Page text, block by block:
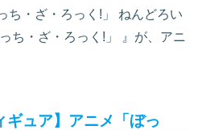
ち・ざ・ろっく!」 ねんどろい
ち・ざ・ろっく!」
』が、アニ
ギュア】アニメ「ぼっ